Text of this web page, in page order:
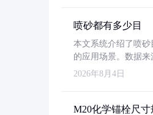
喷砂都有多少目
本文系统介绍了喷砂
的应用场景。数据来
2026年8月4日
M20化学锚栓尺